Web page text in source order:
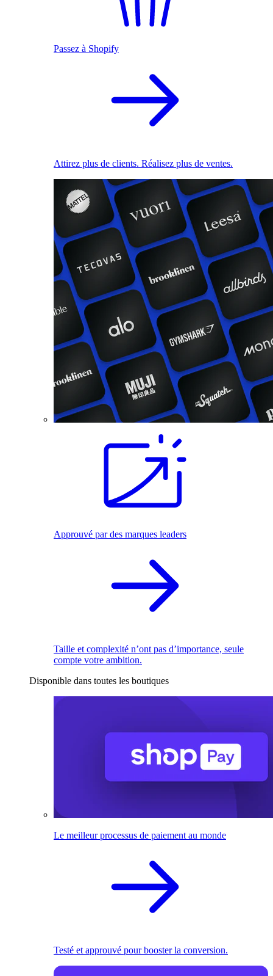
Passez à Shopify
Attirez plus de clients. Réalisez plus de ventes.
Approuvé par des marques leaders
Taille et complexité n’ont pas d’importance, seule
compte votre ambition.
Disponible dans toutes les boutiques
Le meilleur processus de paiement au monde
Testé et approuvé pour booster la conversion.